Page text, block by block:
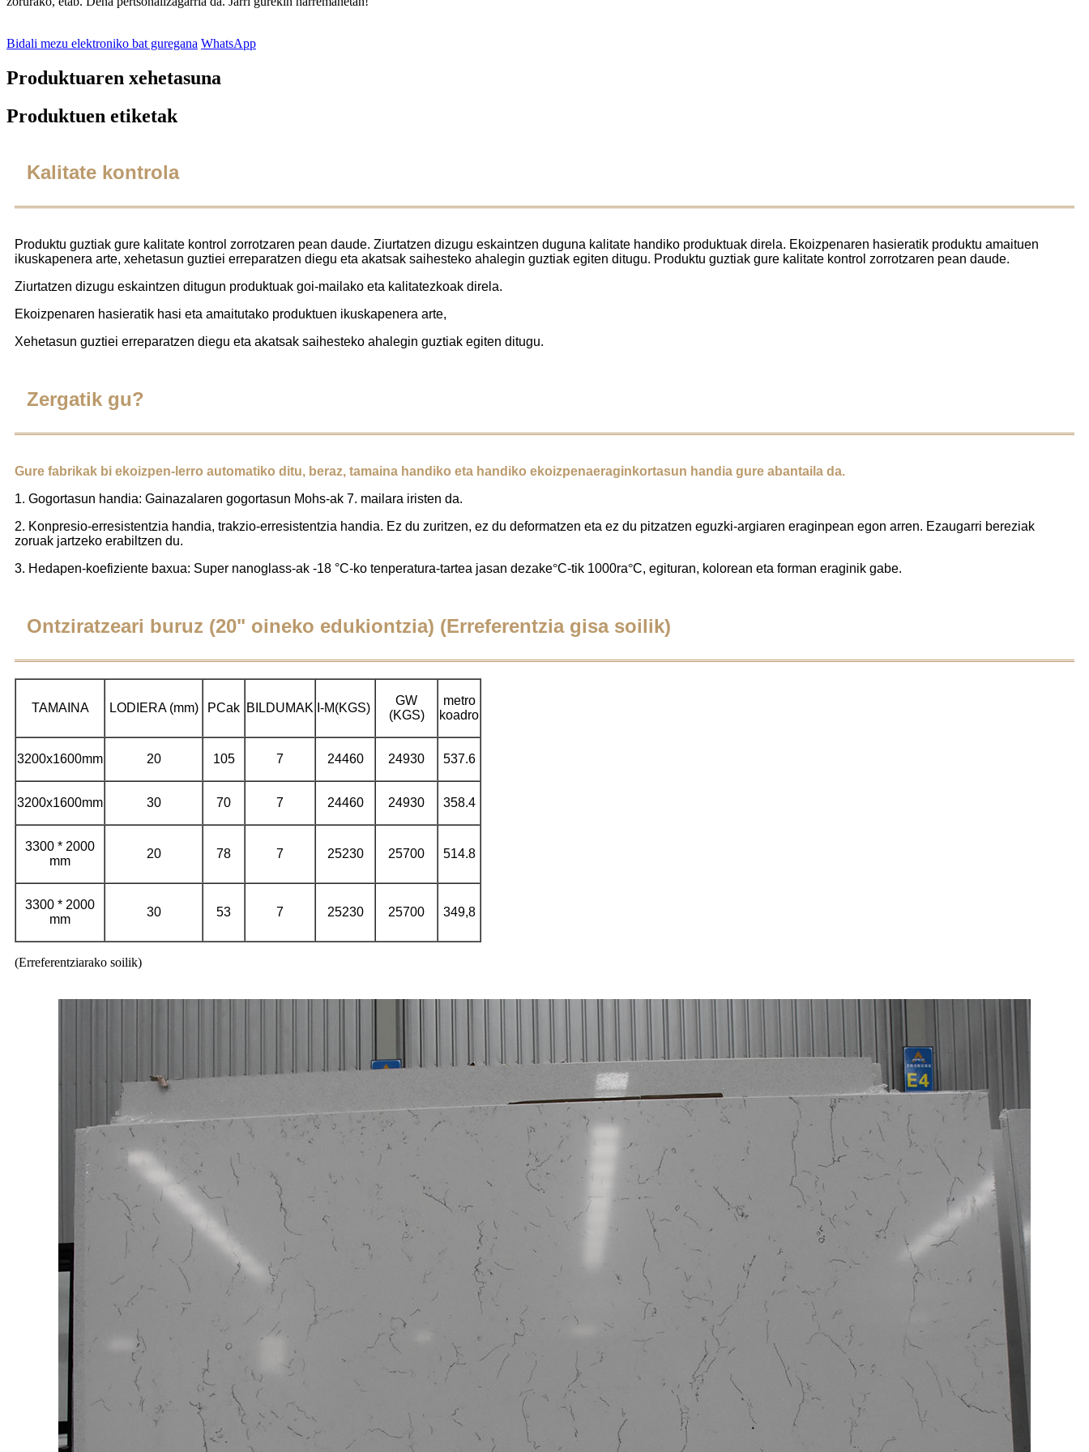
Bidali mezu elektroniko bat guregana WhatsApp
Produktuaren xehetasuna
Produktuen etiketak
Kalitate kontrola
Produktu guztiak gure kalitate kontrol zorrotzaren pean daude. Ziurtatzen dizugu eskaintzen duguna kalitate handiko produktuak direla. Ekoizpenaren hasieratik produktu amaituen
ikuskapenera arte, xehetasun guztiei erreparatzen diegu eta akatsak saihesteko ahalegin guztiak egiten ditugu. Produktu guztiak gure kalitate kontrol zorrotzaren pean daude.
Ziurtatzen dizugu eskaintzen ditugun produktuak goi-mailako eta kalitatezkoak direla.
Ekoizpenaren hasieratik hasi eta amaitutako produktuen ikuskapenera arte,
Xehetasun guztiei erreparatzen diegu eta akatsak saihesteko ahalegin guztiak egiten ditugu.
Zergatik gu?
Gure fabrikak bi ekoizpen-lerro automatiko ditu, beraz, tamaina handiko eta handiko ekoizpenaeraginkortasun handia gure abantaila da.
1. Gogortasun handia: Gainazalaren gogortasun Mohs-ak 7. mailara iristen da.
2. Konpresio-erresistentzia handia, trakzio-erresistentzia handia. Ez du zuritzen, ez du deformatzen eta ez du pitzatzen eguzki-argiaren eraginpean egon arren. Ezaugarri bereziak
zoruak jartzeko erabiltzen du.
3. Hedapen-koefiziente baxua: Super nanoglass-ak -18 °C-ko tenperatura-tartea jasan dezake°C-tik 1000ra°C, egituran, kolorean eta forman eraginik gabe.
Ontziratzeari buruz (20" oineko edukiontzia) (Erreferentzia gisa soilik)
TAMAINA LODIERA (mm) PCak BILDUMAK I-M(KGS)
GW
(KGS)
metro
koadro
3200x1600mm 20 105 7 24460 24930 537.6
3200x1600mm 30 70 7 24460 24930 358.4
3300 * 2000
mm
20 78 7 25230 25700 514.8
3300 * 2000
mm
30 53 7 25230 25700 349,8
(Erreferentziarako soilik)